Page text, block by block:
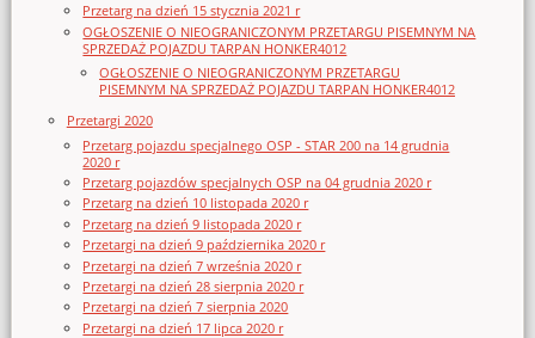
Przetarg na dzień 15 stycznia 2021 r
OGŁOSZENIE O NIEOGRANICZONYM PRZETARGU PISEMNYM NA
SPRZEDAŻ POJAZDU TARPAN HONKER4012
OGŁOSZENIE O NIEOGRANICZONYM PRZETARGU
PISEMNYM NA SPRZEDAŻ POJAZDU TARPAN HONKER4012
Przetargi 2020
Przetarg pojazdu specjalnego OSP - STAR 200 na 14 grudnia
2020 r
Przetarg pojazdów specjalnych OSP na 04 grudnia 2020 r
Przetarg na dzień 10 listopada 2020 r
Przetarg na dzień 9 listopada 2020 r
Przetargi na dzień 9 października 2020 r
Przetargi na dzień 7 września 2020 r
Przetargi na dzień 28 sierpnia 2020 r
Przetargi na dzień 7 sierpnia 2020
Przetargi na dzień 17 lipca 2020 r